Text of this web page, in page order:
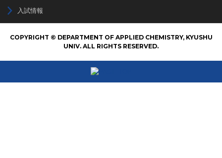
入試情報
COPYRIGHT © DEPARTMENT OF APPLIED CHEMISTRY, KYUSHU
UNIV. ALL RIGHTS RESERVED.